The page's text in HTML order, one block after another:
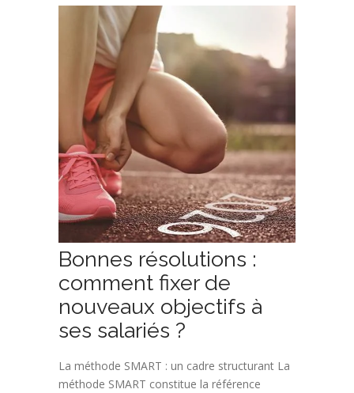
Bonnes résolutions :
comment fixer de
nouveaux objectifs à
ses salariés ?
La méthode SMART : un cadre structurant La
méthode SMART constitue la référence